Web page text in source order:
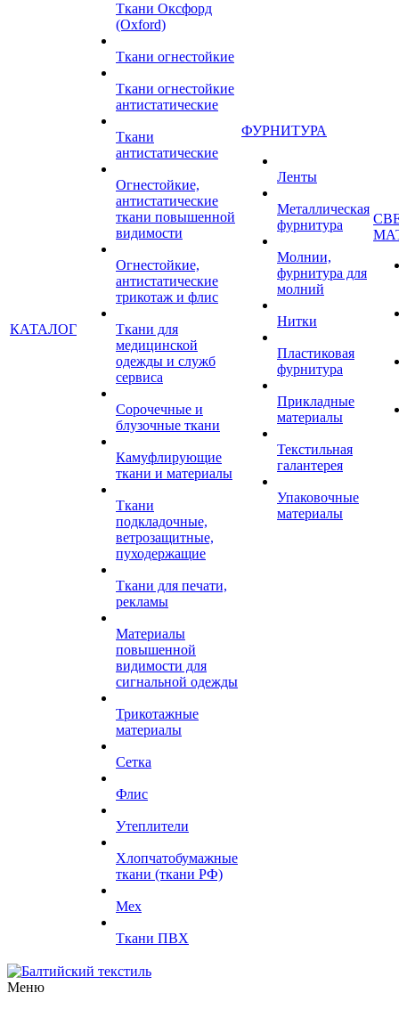
КАТАЛОГ
Ткани Оксфорд
(Oxford)
Ткани огнестойкие
Ткани огнестойкие
антистатические
Ткани
антистатические
Огнестойкие,
антистатические
ткани повышенной
видимости
Огнестойкие,
антистатические
трикотаж и флис
Ткани для
медицинской
одежды и служб
сервиса
Сорочечные и
блузочные ткани
Камуфлирующие
ткани и материалы
Ткани
подкладочные,
ветрозащитные,
пуходержащие
Ткани для печати,
рекламы
Материалы
повышенной
видимости для
сигнальной одежды
Трикотажные
материалы
Сетка
Флис
Утеплители
Хлопчатобумажные
ткани (ткани РФ)
Мех
Ткани ПВХ
ФУРНИТУРА
Ленты
Металлическая
фурнитура
Молнии,
фурнитура для
молний
Нитки
Пластиковая
фурнитура
Прикладные
материалы
Текстильная
галантерея
Упаковочные
материалы
Меню